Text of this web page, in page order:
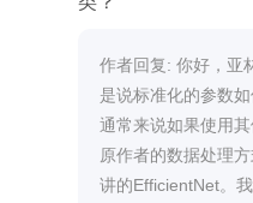
作者回复: 你好，亚
是说标准化的参数如
通常来说如果使用
原作者的数据处理
讲的EfficientNet。